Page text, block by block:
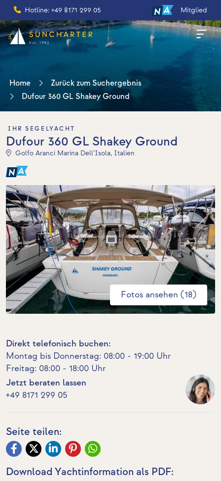
Hotline: +49 8171 299 05 Mitglied
Home
Zurück zum Suchergebnis
Dufour 360 GL Shakey Ground
IHR SEGELYACHT
Dufour 360 GL Shakey Ground
Golfo Aranci Marina Dell’Isola, Italien
Fotos ansehen (18)
Direkt telefonisch buchen:
Montag bis Donnerstag: 08:00 - 19:00 Uhr
Freitag: 08:00 - 18:00 Uhr
Jetzt beraten lassen
+49 8171 299 05
Seite teilen:
Download Yachtinformation als PDF: